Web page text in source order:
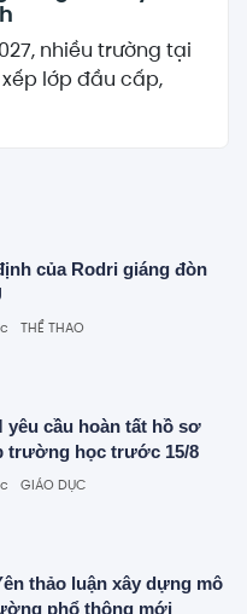
nhiều trường tại
lớp đầu cấp,
của Rodri giáng đòn
THỂ THAO
yêu cầu hoàn tất hồ sơ
trường học trước 15/8
GIÁO DỤC
thảo luận xây dựng mô
phổ thông mới